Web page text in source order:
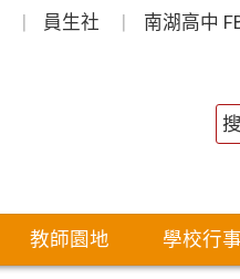
員生社 南湖高中
教師園地 學校行